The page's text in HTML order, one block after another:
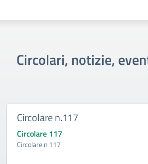
Circolari, notizie,
Circolare n.117
Circolare 117
Circolare n.117